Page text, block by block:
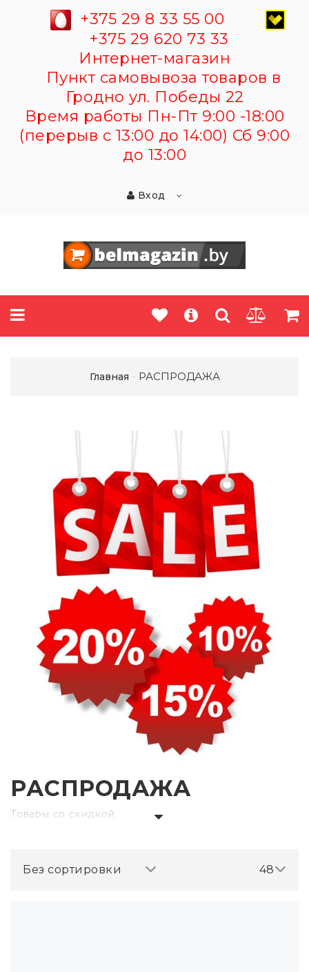
+375 29 8 33 55 00
+375 29 620 73 33
Интернет-магазин
Пункт самовывоза товаров в
Гродно ул. Победы 22
Время работы Пн-Пт 9:00 -18:00
(перерыв с 13:00 до 14:00) Сб 9:00
до 13:00
Вход
Главная РАСПРОДАЖА
РАСПРОДАЖА
Товары со скидкой
48
Без сортировки